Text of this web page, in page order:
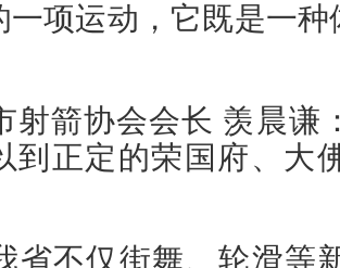
一项运动，它既是一
射箭协会会长 羡晨谦
到正定的荣国府、大
省不仅街舞、轮滑等